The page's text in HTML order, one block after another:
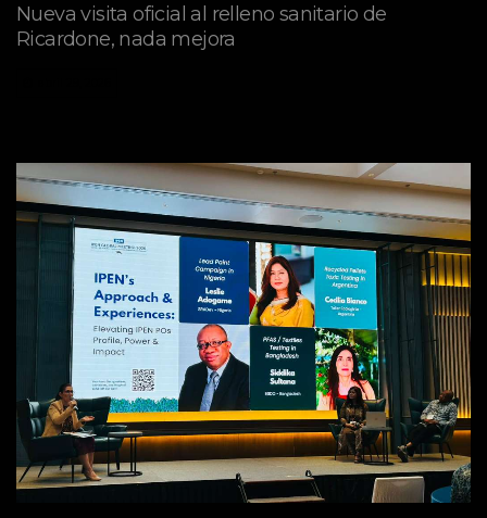
Nueva visita oficial al relleno sanitario de
Ricardone, nada mejora